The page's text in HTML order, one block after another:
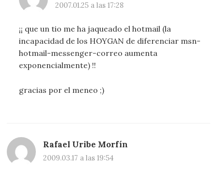
2007.01.25 a las 17:28
¡¡ que un tio me ha jaqueado el hotmail (la
incapacidad de los HOYGAN de diferenciar msn-
hotmail-messenger-correo aumenta
exponencialmente) !!
gracias por el meneo ;)
Rafael Uribe Morfín
2009.03.17 a las 19:54